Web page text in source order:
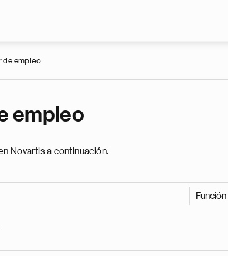
de empleo
empleo
Novartis a continuación.
Función